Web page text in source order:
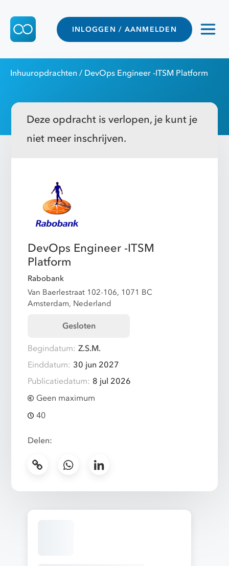
INLOGGEN / AANMELDEN
Inhuuropdrachten / DevOps Engineer -ITSM Platform
Deze opdracht is verlopen, je kunt je
niet meer inschrijven.
DevOps Engineer -ITSM
Platform
Rabobank
Van Baerlestraat 102-106, 1071 BC
Amsterdam, Nederland
Gesloten
Begindatum: Z.S.M.
Einddatum: 30 jun 2027
Publicatiedatum: 8 jul 2026
Geen maximum
40
Delen: